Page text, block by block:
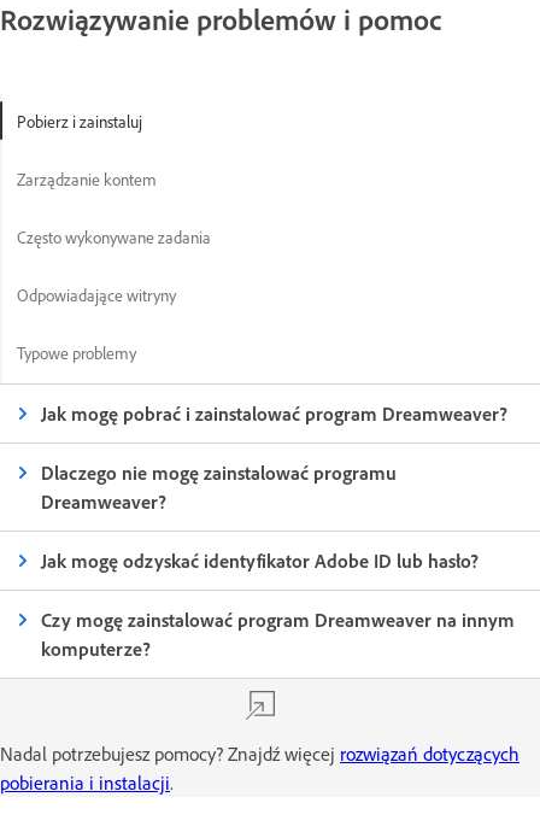
Rozwiązywanie problemów i pomoc
Pobierz i zainstaluj
Zarządzanie kontem
Często wykonywane zadania
Odpowiadające witryny
Typowe problemy
Jak mogę pobrać i zainstalować program Dreamweaver?
Dlaczego nie mogę zainstalować programu
Dreamweaver?
Jak mogę odzyskać identyfikator Adobe ID lub hasło?
Czy mogę zainstalować program Dreamweaver na innym
komputerze?
Nadal potrzebujesz pomocy? Znajdź więcej rozwiązań dotyczących
pobierania i instalacji.